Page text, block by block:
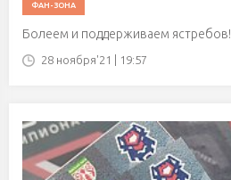
ФАН-ЗОНА
Болеем и поддерживаем ястребов!
28 ноября'21 | 19:57